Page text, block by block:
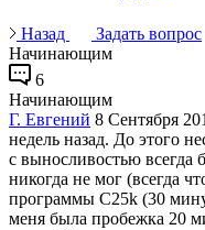
Назад
Задать вопрос
Начинающим
6
Начинающим
Г. Евгений 8 Сентября
недель назад. До этого
с выносливостью всегда
никогда не мог (всегда
программы C25k (30
меня была пробежка 20